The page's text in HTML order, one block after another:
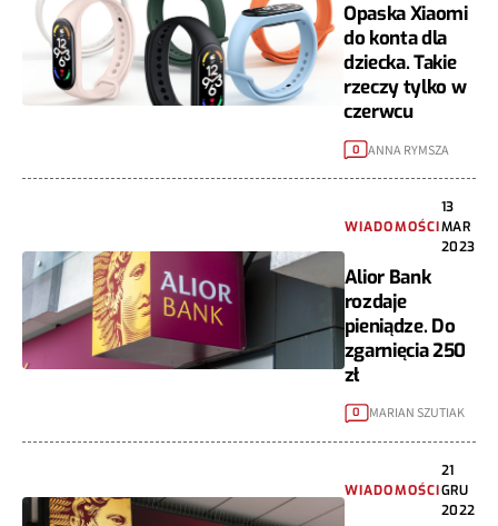
Opaska Xiaomi
do konta dla
dziecka. Takie
rzeczy tylko w
czerwcu
0 ANNA RYMSZA
WIADOMOŚCI
13
MAR
2023
Alior Bank
rozdaje
pieniądze. Do
zgarnięcia 250
zł
0 MARIAN SZUTIAK
WIADOMOŚCI
21
GRU
2022